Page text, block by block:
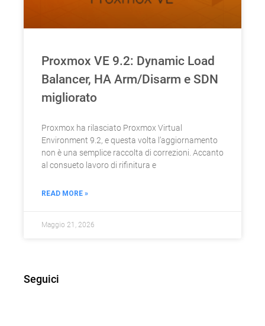
Proxmox VE 9.2: Dynamic Load
Balancer, HA Arm/Disarm e SDN
migliorato
Proxmox ha rilasciato Proxmox Virtual
Environment 9.2, e questa volta l’aggiornamento
non è una semplice raccolta di correzioni. Accanto
al consueto lavoro di rifinitura e
READ MORE »
Maggio 21, 2026
Seguici